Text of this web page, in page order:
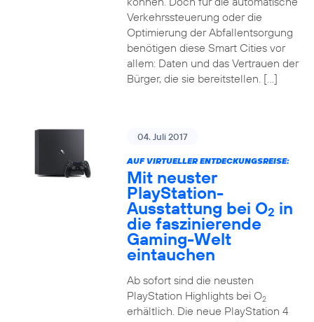
Verkehrssteuerung oder die
Optimierung der Abfallentsorgung
benötigen diese Smart Cities vor
allem: Daten und das Vertrauen der
Bürger, die sie bereitstellen. […]
04. Juli 2017
AUF VIRTUELLER ENTDECKUNGSREISE:
Mit neuster
PlayStation-
Ausstattung bei O2 in
die faszinierende
Gaming-Welt
eintauchen
Ab sofort sind die neusten
PlayStation Highlights bei O2
erhältlich. Die neue PlayStation 4